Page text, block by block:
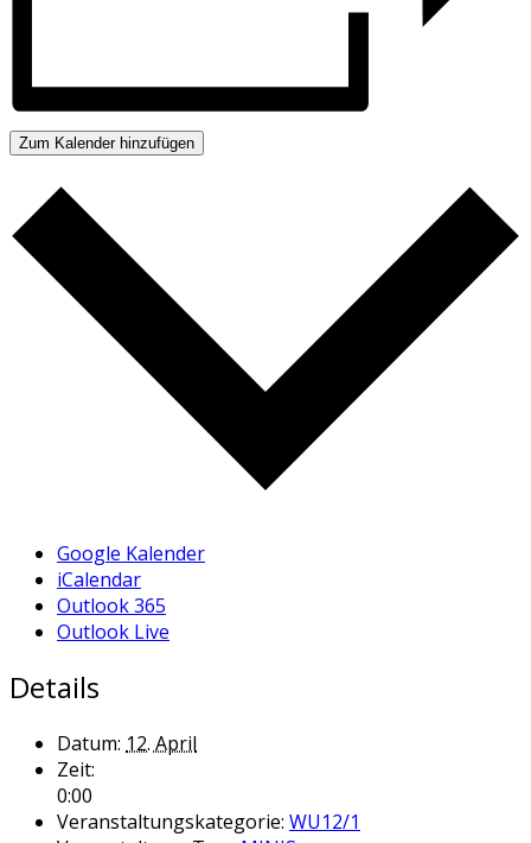
Zum Kalender hinzufügen
Google Kalender
iCalendar
Outlook 365
Outlook Live
Details
Datum: 12. April
Zeit:
0:00
Veranstaltungskategorie: WU12/1